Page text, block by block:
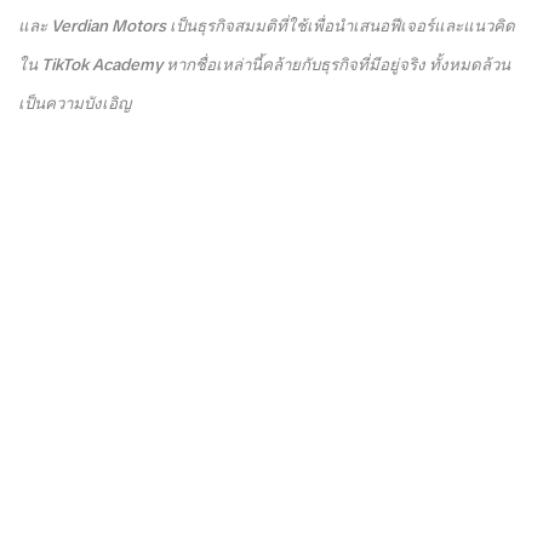
และ Verdian Motors เป็นธุรกิจสมมติที่ใช้เพื่อนำเสนอฟีเจอร์และแนวคิด
ใน TikTok Academy หากชื่อเหล่านี้คล้ายกับธุรกิจที่มีอยู่จริง ทั้งหมดล้วน
เป็นความบังเอิญ